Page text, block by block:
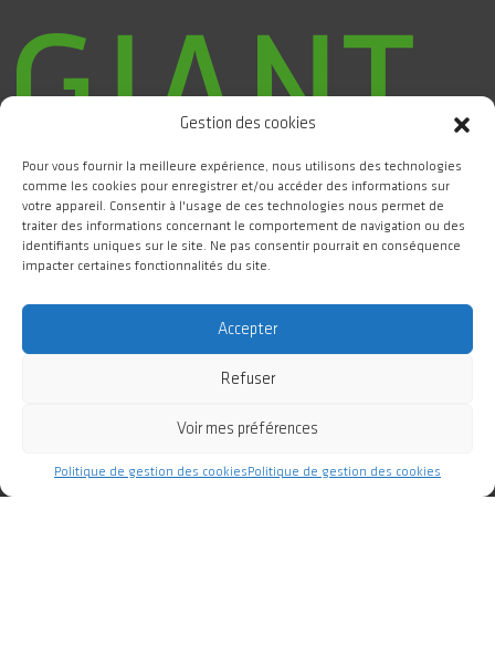
Gestion des cookies
Pour vous fournir la meilleure expérience, nous utilisons des technologies
comme les cookies pour enregistrer et/ou accéder des informations sur
votre appareil. Consentir à l'usage de ces technologies nous permet de
traiter des informations concernant le comportement de navigation ou des
identifiants uniques sur le site. Ne pas consentir pourrait en conséquence
impacter certaines fonctionnalités du site.
Accepter
Refuser
Voir mes préférences
Politique de gestion des cookiesPolitique de gestion des cookies
Campus d'Innovation GIANT / CEA Grenoble
5 place Nelson Mandela
38000 Grenoble
SUIVEZ-NOUS